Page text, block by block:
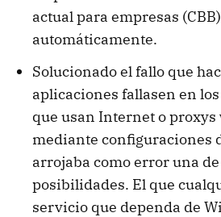
actual para empresas
automáticamente.
Solucionado el fallo que
aplicaciones fallasen en
que usan Internet o
mediante configuraciones
arrojaba como error una de
posibilidades. El que
servicio que dependa de